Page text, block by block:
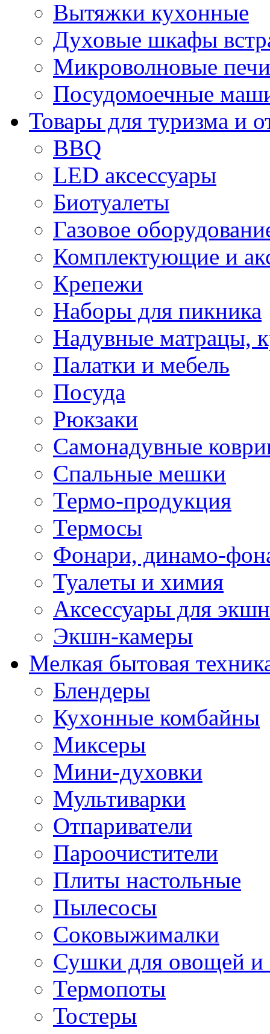
Вытяжки кухонные
Духовые шкафы
Микроволновые
Посудомоечные
Товары для туризма и
BBQ
LED аксессуары
Биотуалеты
Газовое
Комплектующие и
Крепежи
Наборы для пикника
Надувные матрацы,
Палатки и мебель
Посуда
Рюкзаки
Самонадувные
Спальные мешки
Термо-продукция
Термосы
Фонари, динамо-
Туалеты и химия
Аксессуары для
Экшн-камеры
Мелкая бытовая
Блендеры
Кухонные комбайны
Миксеры
Мини-духовки
Мультиварки
Отпариватели
Пароочистители
Плиты настольные
Пылесосы
Соковыжималки
Сушки для овощей и
Термопоты
Тостеры